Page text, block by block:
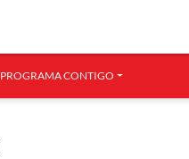
PROGRAMA CONTIGO